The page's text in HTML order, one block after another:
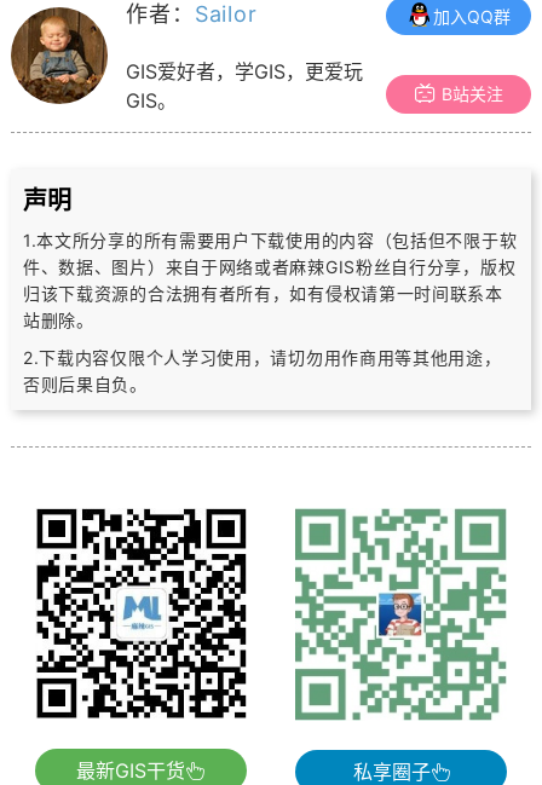
作者： Sailor
GIS爱好者，学GIS，更爱玩
GIS。
加入QQ群
B站关注
声明
1.本文所分享的所有需要用户下载使用的内容（包括但不限于软
件、数据、图片） 来自于网络或者麻辣GIS粉丝自行分享，版权
归该下载资源的合法拥有者所有，如有侵权请第一时间联系本
站删除。
2.下载内容仅限个人学习使用，请切勿用作商用等其他用途，
否则后果自负。
最新GIS干货 私享圈子